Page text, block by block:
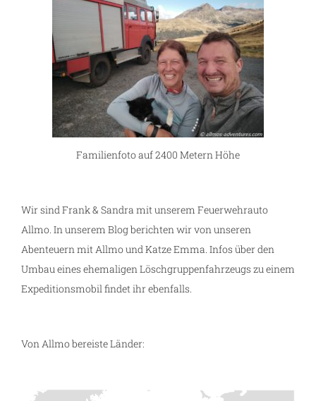
Familienfoto auf 2400 Metern Höhe
Wir sind Frank & Sandra mit unserem Feuerwehrauto
Allmo. In unserem Blog berichten wir von unseren
Abenteuern mit Allmo und Katze Emma. Infos über den
Umbau eines ehemaligen Löschgruppenfahrzeugs zu einem
Expeditionsmobil findet ihr ebenfalls.
Von Allmo bereiste Länder: